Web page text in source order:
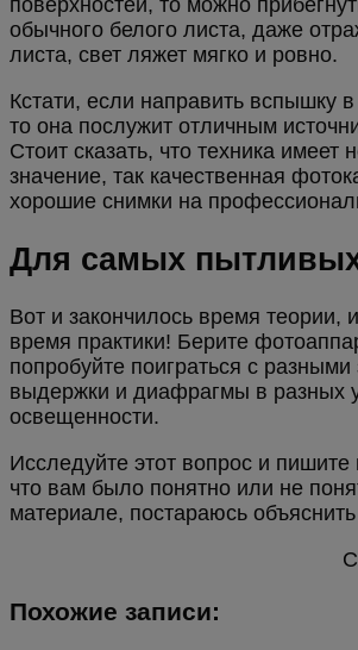
поверхностей, то можно
обычного белого листа, даже
листа, свет ляжет мягко и ровно.
Кстати, если направить вспышку
то она послужит отличным
Стоит сказать, что техника имеет
значение, так качественная
хорошие снимки на
Для самых
Вот и закончилось время теории,
время практики! Берите
попробуйте поиграться с
выдержки и диафрагмы в разных
освещенности.
Исследуйте этот вопрос и
что вам было понятно или не
материале, постараюсь
Похожие записи: